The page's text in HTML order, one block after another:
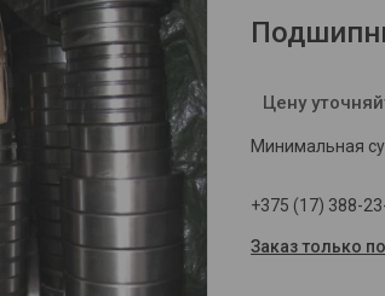
Цену
Минимальная
+375 (17) 388-
Заказ только